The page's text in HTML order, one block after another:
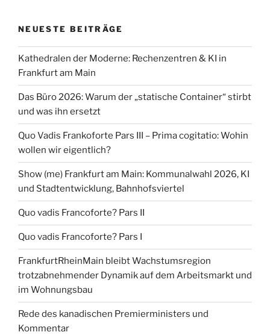
NEUESTE BEITRÄGE
Kathedralen der Moderne: Rechenzentren & KI in
Frankfurt am Main
Das Büro 2026: Warum der „statische Container“ stirbt
und was ihn ersetzt
Quo Vadis Frankoforte Pars III – Prima cogitatio: Wohin
wollen wir eigentlich?
Show (me) Frankfurt am Main: Kommunalwahl 2026, KI
und Stadtentwicklung, Bahnhofsviertel
Quo vadis Francoforte? Pars II
Quo vadis Francoforte? Pars I
FrankfurtRheinMain bleibt Wachstumsregion
trotzabnehmender Dynamik auf dem Arbeitsmarkt und
im Wohnungsbau
Rede des kanadischen Premierministers und
Kommentar